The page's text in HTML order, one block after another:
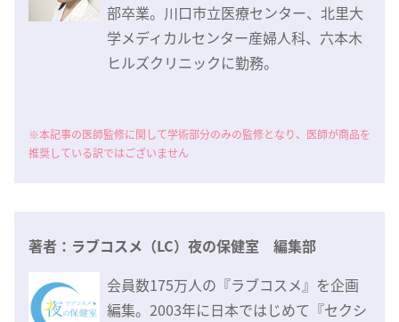
部卒業。川口市立医療センター、北里大
学メディカルセンター産婦人科、六本木
ヒルズクリニックに勤務。
※本記事の医師監修に関して学術部分のみの監修となり、医師が商品を
推奨している訳ではございません
著者：ラブコスメ（LC）夜の保健室 編集部
会員数175万人の『ラブコスメ』を企画
編集。2003年に日本ではじめて『セクシ